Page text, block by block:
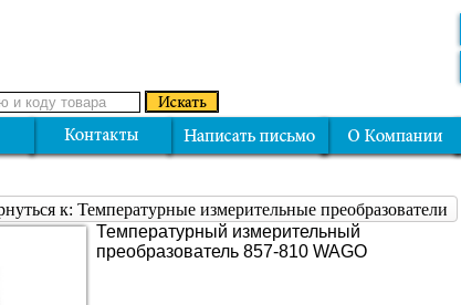
к: Температурные измерительные преобразователи
Температурный измерительный
преобразователь 857-810 WAGO